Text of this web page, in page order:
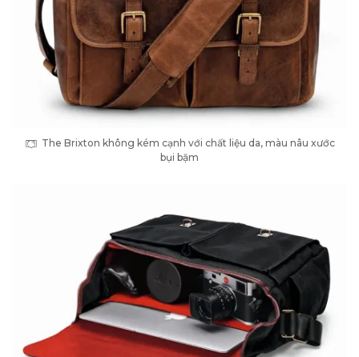
The Brixton không kém cạnh với chất liệu da, màu nâu xước
bụi bặm